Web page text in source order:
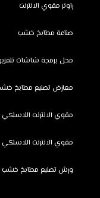
راوتر مقوي الانترنت
صناعة مطابخ خشب
محل برمجة شاشات
معارض تصنيع مطابخ
مقوي الانترنت اللاسلكي
مقوي الانترنت
ورش تصنيع مطابخ خشب